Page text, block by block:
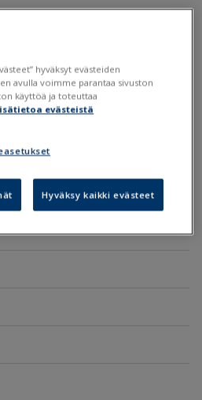
hyväksyt evästeiden
avulla voimme parantaa sivuston
käyttöä ja toteuttaa
evästeistä
Hyväksy kaikki evästeet